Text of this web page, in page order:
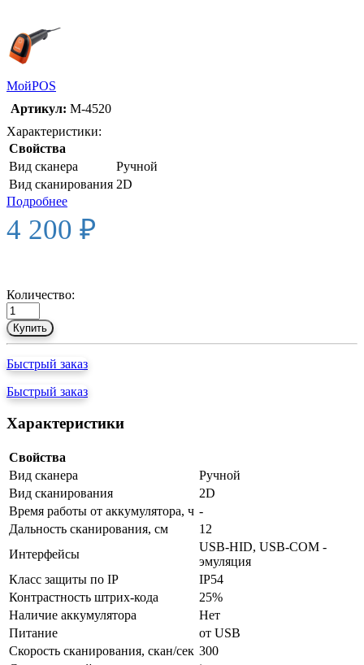
МойPOS
Артикул: М-4520
Характеристики:
Свойства
Вид сканера
Ручной
Вид сканирования 2D
Подробнее
4 200 ₽
Количество:
Купить
Быстрый заказ
Быстрый заказ
Характеристики
Свойства
Вид сканера
Ручной
Вид сканирования
2D
Время работы от аккумулятора, ч -
Дальность сканирования, см
12
Интерфейсы
USB-HID, USB-COM -
эмуляция
Класс защиты по IP
IP54
Контрастность штрих-кода
25%
Наличие аккумулятора
Нет
Питание
от USB
Скорость сканирования, скан/сек 300